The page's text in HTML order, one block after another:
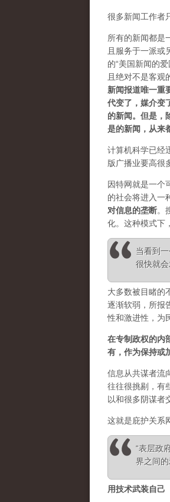
很多新闻工作者
所有的新闻都
且服务于一派或
的“美国新闻的
且绝对不是客观
新闻报道唯一重
代变了，媒介变
的新闻。但是，
是的新闻，从来
计算机科学已经
版广播业要高很
因特网就是一个
的社会将进入一
对信息的垄断。
化。这种模式下
当看到
很快就
大多数被目睹的
逐渐软弱，所报
性和激进性，为
在专制政权的内
有，作为保持或
信息从共谋者流
往往很挑剔，有
以和很多阴谋者
这就是庇护关系
“表层政
界之间
用技术武装自己